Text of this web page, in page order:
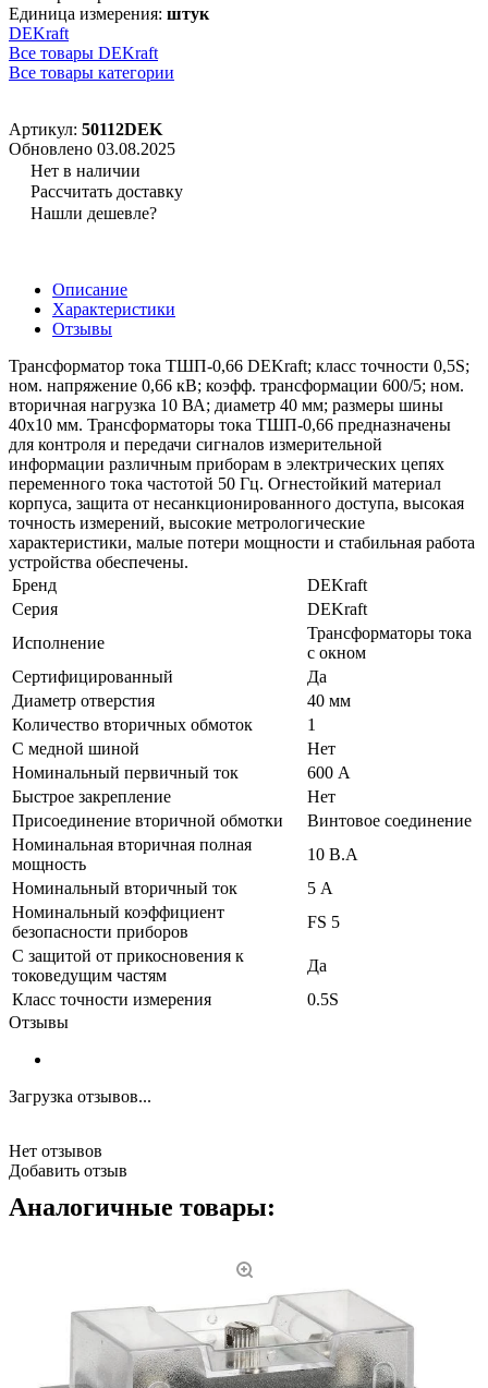
Единица измерения: штук
DEKraft
Все товары DEKraft
Все товары категории
Артикул: 50112DEK
Обновлено 03.08.2025
Нет в наличии
Рассчитать доставку
Нашли дешевле?
Описание
Характеристики
Отзывы
Трансформатор тока ТШП-0,66 DEKraft; класс точности 0,5S;
ном. напряжение 0,66 кВ; коэфф. трансформации 600/5; ном.
вторичная нагрузка 10 ВА; диаметр 40 мм; размеры шины
40х10 мм. Трансформаторы тока ТШП-0,66 предназначены
для контроля и передачи сигналов измерительной
информации различным приборам в электрических цепях
переменного тока частотой 50 Гц. Огнестойкий материал
корпуса, защита от несанкционированного доступа, высокая
точность измерений, высокие метрологические
характеристики, малые потери мощности и стабильная работа
устройства обеспечены.
Бренд
DEKraft
Серия
DEKraft
Исполнение
Трансформаторы тока
с окном
Сертифицированный
Да
Диаметр отверстия
40 мм
Количество вторичных обмоток
1
С медной шиной
Нет
Номинальный первичный ток
600 А
Быстрое закрепление
Нет
Присоединение вторичной обмотки
Винтовое соединение
Номинальная вторичная полная
мощность
10 В.А
Номинальный вторичный ток
5 А
Номинальный коэффициент
безопасности приборов
FS 5
С защитой от прикосновения к
токоведущим частям
Да
Класс точности измерения
0.5S
Отзывы
Загрузка отзывов...
Нет отзывов
Добавить отзыв
Аналогичные товары: